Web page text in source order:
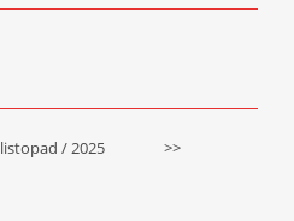
listopad / 2025 >>